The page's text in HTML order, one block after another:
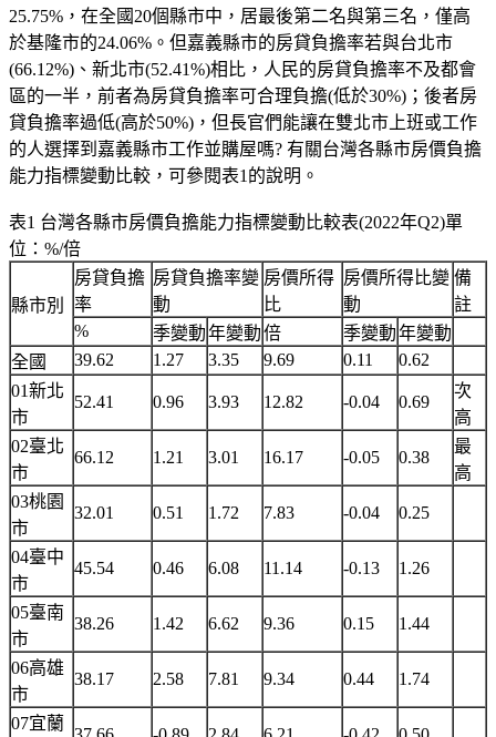
25.75%，在全國20個縣市中，居最後第二名與第三名，僅高
於基隆市的24.06%。但嘉義縣市的房貸負擔率若與台北市
(66.12%)、新北市(52.41%)相比，人民的房貸負擔率不及都會
區的一半，前者為房貸負擔率可合理負擔(低於30%)；後者房
貸負擔率過低(高於50%)，但長官們能讓在雙北市上班或工作
的人選擇到嘉義縣市工作並購屋嗎? 有關台灣各縣市房價負擔
能力指標變動比較，可參閱表1的說明。
表1 台灣各縣市房價負擔能力指標變動比較表(2022年Q2)單
位：%/倍
縣市別
房貸負擔
率
房貸負擔率變
動
房價所得
比
房價所得比變
動
備
註
%
季變動年變動倍 季變動年變動
全國
39.62 1.27 3.35 9.69 0.11
0.62
01新北
市
52.41 0.96 3.93 12.82 -0.04 0.69
次
高
02臺北
市
66.12 1.21 3.01 16.17 -0.05 0.38
最
高
03桃園
市
32.01 0.51 1.72 7.83 -0.04 0.25
04臺中
市
45.54 0.46 6.08 11.14 -0.13 1.26
05臺南
市
38.26 1.42 6.62 9.36 0.15 1.44
06高雄
市
38.17 2.58 7.81 9.34 0.44 1.74
07宜蘭